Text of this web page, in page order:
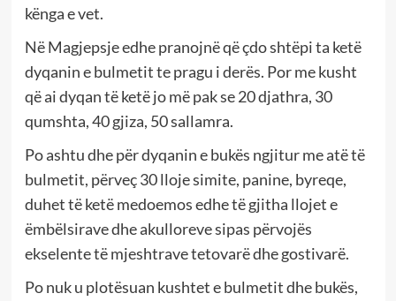
kënga e vet.
Në Magjepsje edhe pranojnë që çdo shtëpi ta ketë
dyqanin e bulmetit te pragu i derës. Por me kusht
që ai dyqan të ketë jo më pak se 20 djathra, 30
qumshta, 40 gjiza, 50 sallamra.
Po ashtu dhe për dyqanin e bukës ngjitur me atë të
bulmetit, përveç 30 lloje simite, panine, byreqe,
duhet të ketë medoemos edhe të gjitha llojet e
ëmbëlsirave dhe akulloreve sipas përvojës
ekselente të mjeshtrave tetovarë dhe gostivarë.
Po nuk u plotësuan kushtet e bulmetit dhe bukës,